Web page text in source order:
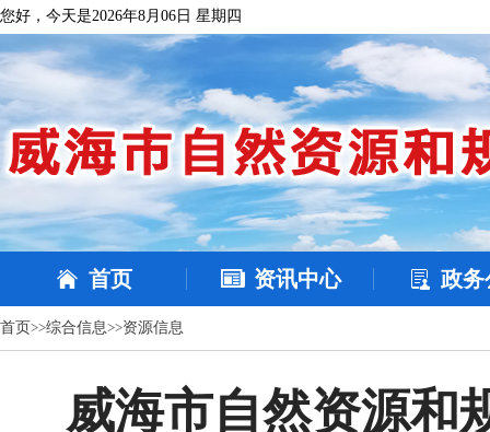
您好，今天是2026年8月06日 星期四
首页 资讯中心 政务
首页>>综合信息>>资源信息
威海市自然资源和